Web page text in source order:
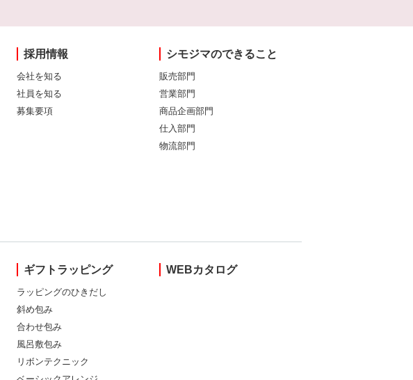
採用情報
会社を知る
社員を知る
募集要項
シモジマのできること
販売部門
営業部門
商品企画部門
仕入部門
物流部門
ギフトラッピング
ラッピングのひきだし
斜め包み
合わせ包み
風呂敷包み
リボンテクニック
WEBカタログ